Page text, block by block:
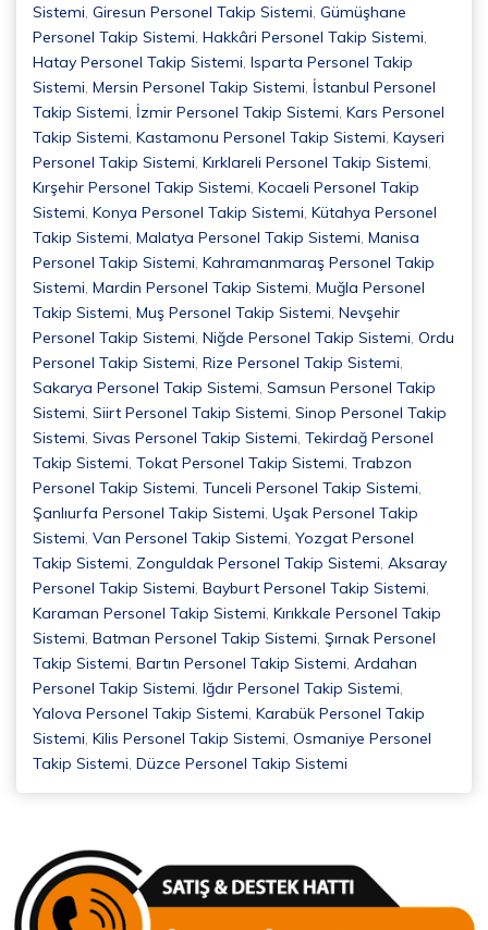
Sistemi, Giresun Personel Takip Sistemi, Gümüşhane
Personel Takip Sistemi, Hakkâri Personel Takip Sistemi,
Hatay Personel Takip Sistemi, Isparta Personel Takip
Sistemi, Mersin Personel Takip Sistemi, İstanbul Personel
Takip Sistemi, İzmir Personel Takip Sistemi, Kars Personel
Takip Sistemi, Kastamonu Personel Takip Sistemi, Kayseri
Personel Takip Sistemi, Kırklareli Personel Takip Sistemi,
Kırşehir Personel Takip Sistemi, Kocaeli Personel Takip
Sistemi, Konya Personel Takip Sistemi, Kütahya Personel
Takip Sistemi, Malatya Personel Takip Sistemi, Manisa
Personel Takip Sistemi, Kahramanmaraş Personel Takip
Sistemi, Mardin Personel Takip Sistemi, Muğla Personel
Takip Sistemi, Muş Personel Takip Sistemi, Nevşehir
Personel Takip Sistemi, Niğde Personel Takip Sistemi, Ordu
Personel Takip Sistemi, Rize Personel Takip Sistemi,
Sakarya Personel Takip Sistemi, Samsun Personel Takip
Sistemi, Siirt Personel Takip Sistemi, Sinop Personel Takip
Sistemi, Sivas Personel Takip Sistemi, Tekirdağ Personel
Takip Sistemi, Tokat Personel Takip Sistemi, Trabzon
Personel Takip Sistemi, Tunceli Personel Takip Sistemi,
Şanlıurfa Personel Takip Sistemi, Uşak Personel Takip
Sistemi, Van Personel Takip Sistemi, Yozgat Personel
Takip Sistemi, Zonguldak Personel Takip Sistemi, Aksaray
Personel Takip Sistemi, Bayburt Personel Takip Sistemi,
Karaman Personel Takip Sistemi, Kırıkkale Personel Takip
Sistemi, Batman Personel Takip Sistemi, Şırnak Personel
Takip Sistemi, Bartın Personel Takip Sistemi, Ardahan
Personel Takip Sistemi, Iğdır Personel Takip Sistemi,
Yalova Personel Takip Sistemi, Karabük Personel Takip
Sistemi, Kilis Personel Takip Sistemi, Osmaniye Personel
Takip Sistemi, Düzce Personel Takip Sistemi